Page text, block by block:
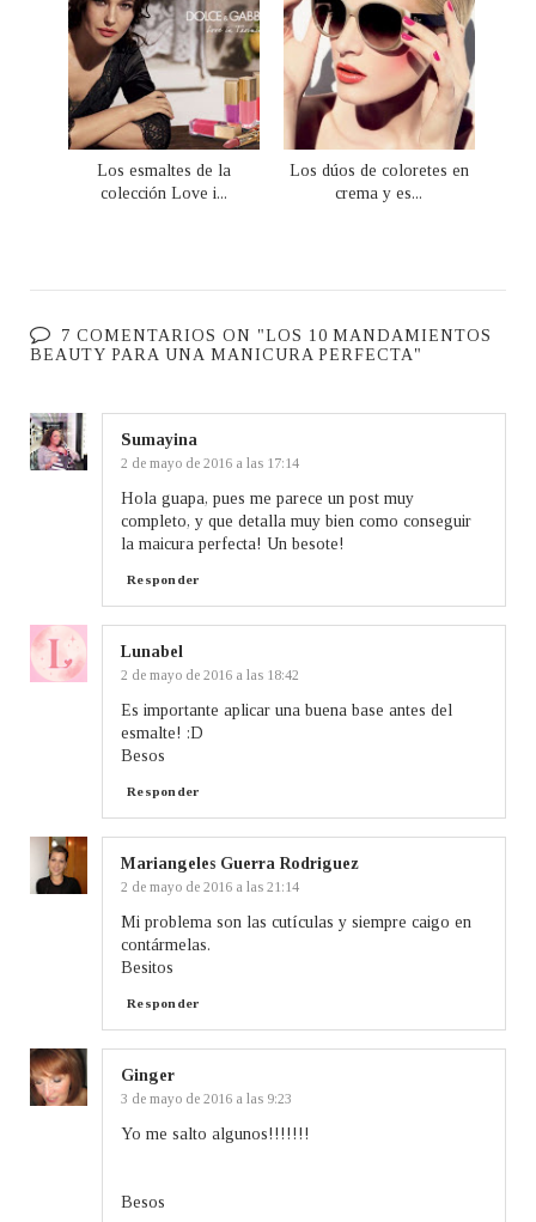
Los esmaltes de la
colección Love i...
Los dúos de coloretes en
crema y es...
7 COMENTARIOS ON "LOS 10 MANDAMIENTOS
BEAUTY PARA UNA MANICURA PERFECTA"
Sumayina
2 de mayo de 2016 a las 17:14
Hola guapa, pues me parece un post muy
completo, y que detalla muy bien como conseguir
la maicura perfecta! Un besote!
Responder
Lunabel
2 de mayo de 2016 a las 18:42
Es importante aplicar una buena base antes del
esmalte! :D
Besos
Responder
Mariangeles Guerra Rodriguez
2 de mayo de 2016 a las 21:14
Mi problema son las cutículas y siempre caigo en
contármelas.
Besitos
Responder
Ginger
3 de mayo de 2016 a las 9:23
Yo me salto algunos!!!!!!!
Besos